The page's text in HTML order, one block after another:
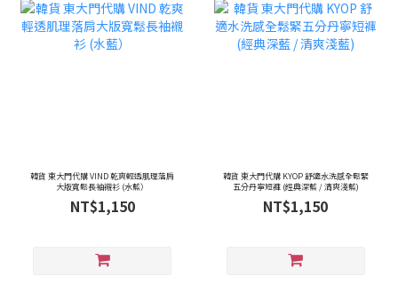
韓貨 東大門代購 VIND 乾爽輕透肌理落肩
大版寬鬆長袖襯衫 (水藍）
NT$1,150
韓貨 東大門代購 KYOP 舒適水洗感全鬆緊
五分丹寧短褲 (經典深藍 / 清爽淺藍)
NT$1,150